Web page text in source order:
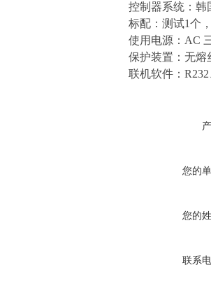
控制器系统：韩
标配：测试1个
使用电源：AC
保护装置：无熔
联机软件：
您的
您的
联系